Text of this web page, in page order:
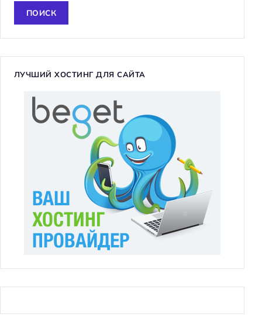
и
ЛУЧШИЙ ХОСТИНГ ДЛЯ САЙТА